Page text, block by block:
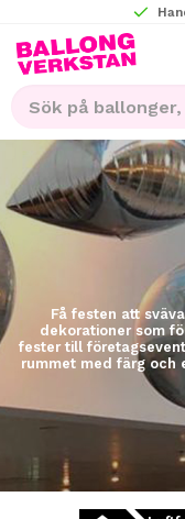
Meny
Få festen att
dekorationer som
fester till
rummet med färg och